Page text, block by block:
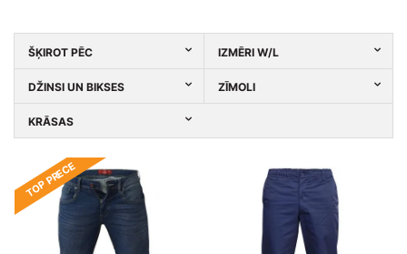
ŠĶIROT PĒC IZMĒRI W/L
DŽINSI UN BIKSES ZĪMOLI
KRĀSAS
TOP PRECE